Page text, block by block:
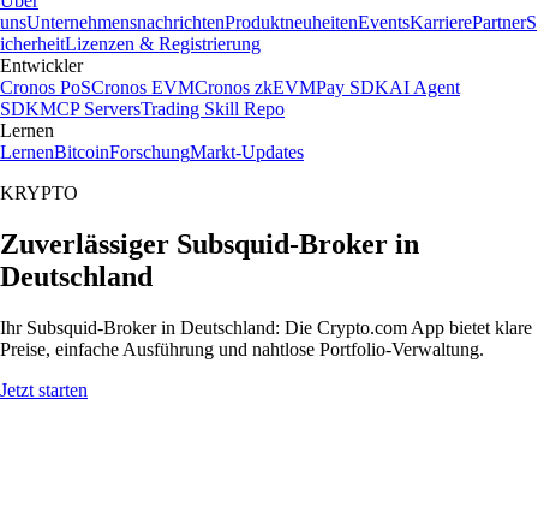
unsUnternehmensnachrichtenProduktneuheitenEventsKarrierePartnerS
icherheitLizenzen & Registrierung
Entwickler
Cronos PoSCronos EVMCronos zkEVMPay SDKAI Agent
SDKMCP ServersTrading Skill Repo
Lernen
LernenBitcoinForschungMarkt-Updates
KRYPTO
Zuverlässiger Subsquid-Broker in
Deutschland
Ihr Subsquid-Broker in Deutschland: Die Crypto.com App bietet klare
Preise, einfache Ausführung und nahtlose Portfolio-Verwaltung.
Jetzt starten